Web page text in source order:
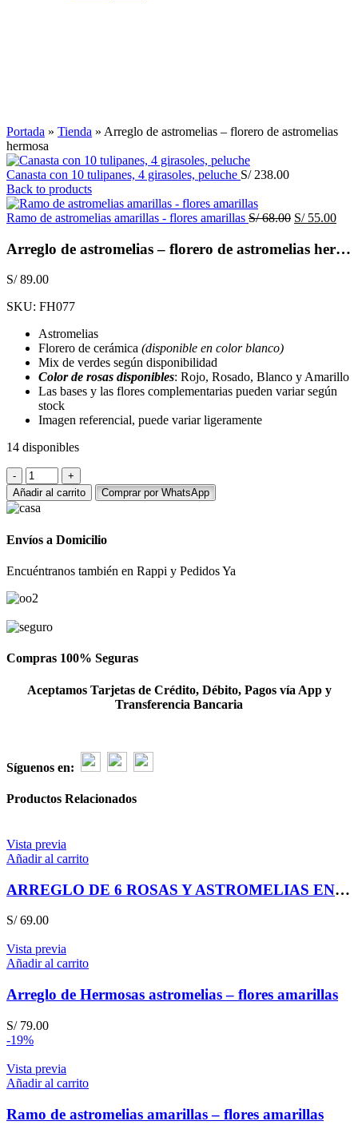
Portada » Tienda » Arreglo de astromelias – florero de astromelias
hermosa
Canasta con 10 tulipanes, 4 girasoles, peluche S/238.00
Back to products
Ramo de astromelias amarillas - flores amarillas S/68.00 El
original
S/55.00El
Arreglo de astromelias – florero de astromelias hermosa
S/89.00
SKU: FH077
Astromelias
Florero de cerámica (disponible en color blanco)
Mix de verdes según disponibilidad
Color de rosas disponibles: Rojo, Rosado, Blanco y Amarillo
Las bases y las flores complementarias pueden variar según
stock
Imagen referencial, puede variar ligeramente
14 disponibles
Arreglo
de
astromelias
-
de
hermosa
Añadir al carrito Comprar por WhatsApp
Envíos a Domicilio
Encuéntranos también en Rappi y Pedidos Ya
Compras 100% Seguras
Aceptamos Tarjetas de Crédito, Débito, Pagos vía App y
Transferencia Bancaria
Síguenos en:
Productos Relacionados
Vista previa
Añadir al carrito
ARREGLO DE 6 ROSAS Y ASTROMELIAS EN CANASTA
S/69.00
Vista previa
Añadir al carrito
Arreglo de Hermosas astromelias – flores amarillas
S/79.00
-19%
Vista previa
Añadir al carrito
Ramo de astromelias amarillas – flores amarillas